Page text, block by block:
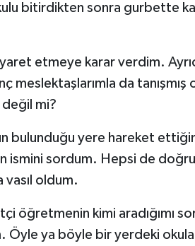
bitirdikten sonra gurbette
etmeye karar verdim.
meslektaşlarımla da tanışmış
değil mi?
bulunduğu yere hareket
ismini sordum. Hepsi de
oldum.
öğretmenin kimi aradığımı
Öyle ya böyle bir yerdeki